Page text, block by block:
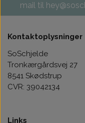
mail til
Kontaktoplysninger
SoSchjelde
Tronkærgårdsvej 27
8541 Skødstrup
CVR: 39042134
Links